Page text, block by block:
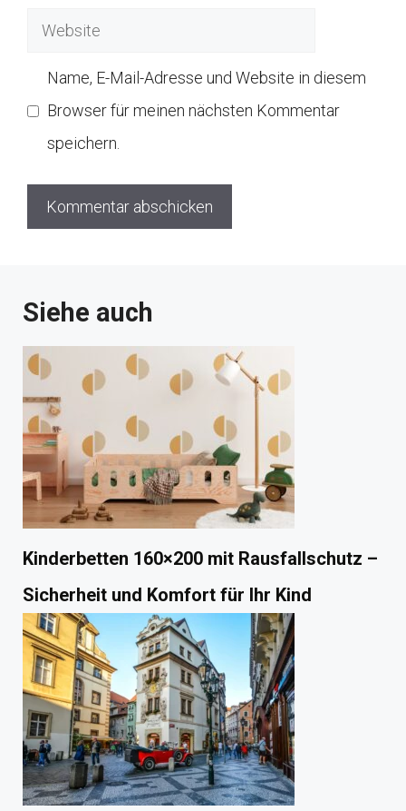
Website
Name, E-Mail-Adresse und Website in diesem
Browser für meinen nächsten Kommentar
speichern.
Siehe auch
Kinderbetten 160×200 mit Rausfallschutz –
Sicherheit und Komfort für Ihr Kind